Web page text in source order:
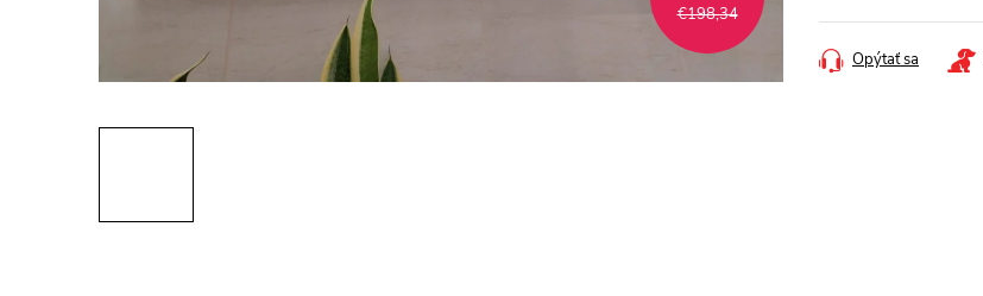
€198,34
cena:
Opýtať sa